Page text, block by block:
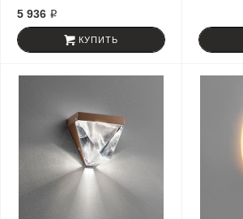
5 936 ₽
КУПИТЬ